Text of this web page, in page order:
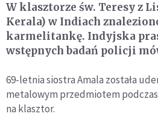
W klasztorze św. Teresy z
Kerala) w Indiach
karmelitankę. Indyjska
wstępnych badań policji
69-letnia siostra Amala została
metalowym przedmiotem
na klasztor.